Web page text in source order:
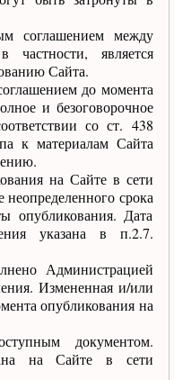
соглашением между
является
Сайта.
до момента
и безоговорочное
со ст. 438
к материалам Сайта
на Сайте в сети
неопределенного срока
опубликования. Дата
указана в п.2.7.
Администрацией
Измененная и/или
опубликования на
документом.
на Сайте в сети